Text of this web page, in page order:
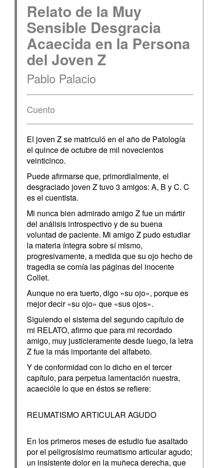
Relato de la Muy
Sensible Desgracia
Acaecida en la Persona
del Joven Z
Pablo Palacio
Cuento
El joven Z se matriculó en el año de Patología
el quince de octubre de mil novecientos
veinticinco.
Puede afirmarse que, primordialmente, el
desgraciado joven Z tuvo 3 amigos: A, B y C. C
es el cuentista.
Mi nunca bien admirado amigo Z fue un mártir
del análisis introspectivo y de su buena
voluntad de paciente. Mi amigo Z pudo estudiar
la materia íntegra sobre sí mismo,
progresivamente, a medida que su ojo hecho de
tragedia se comía las páginas del inocente
Collet.
Aunque no era tuerto, digo «su ojo», porque es
mejor decir «su ojo» que «sus ojos».
Siguiendo el sistema del segundo capítulo de
mi RELATO, afirmo que para mi recordado
amigo, muy justicieramente desde luego, la letra
Z fue la más importante del alfabeto.
Y de conformidad con lo dicho en el tercer
capítulo, para perpetua lamentación nuestra,
acaecióle lo que en éstos se refiere:
REUMATISMO ARTICULAR AGUDO
En los primeros meses de estudio fue asaltado
por el peligrosísimo reumatismo articular agudo;
un insistente dolor en la muñeca derecha, que